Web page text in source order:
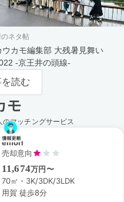
ネタ帖
ウカモ編集部 大残暑見舞い
-京王井の頭線-
読む
モ
マッチングサービス
emori
売却意向
11,674万円〜
70㎡・3K/3DK/3LDK
用賀 徒歩8分